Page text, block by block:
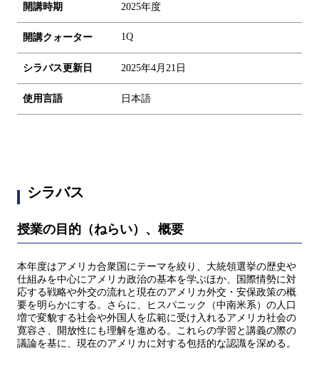
開講時期 2025年度
開講クォーター 1Q
シラバス更新日 2025年4月21日
使用言語 日本語
シラバス
授業の目的（ねらい）、概要
本年度はアメリカ合衆国にテーマを絞り、大統領選挙の歴史や
仕組みを中心にアメリカ政治の基本を学ぶほか、国際情勢に対
応する戦略や外交の流れと現在のアメリカ外交・安保政策の概
要を明らかにする。さらに、ヒスパニック（中南米系）の人口
増で変貌する社会や外国人を広範に受け入れるアメリカ社会の
寛容さ、開放性にも理解を進める。これらの学習と講義の際の
議論を基に、現在のアメリカに対する包括的な認識を深める。